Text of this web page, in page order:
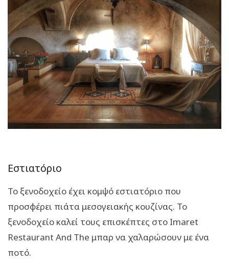
Εστιατόριο
Το ξενοδοχείο έχει κομψό εστιατόριο που
προσφέρει πιάτα μεσογειακής κουζίνας. Το
ξενοδοχείο καλεί τους επισκέπτες στο Imaret
Restaurant And The μπαρ να χαλαρώσουν με ένα
ποτό.